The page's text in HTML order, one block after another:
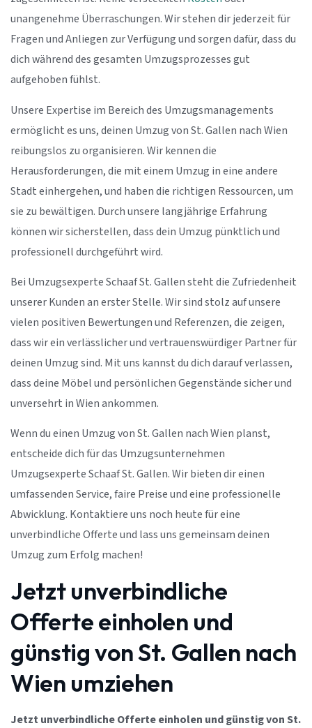
unangenehme Überraschungen. Wir stehen dir jederzeit für
Fragen und Anliegen zur Verfügung und sorgen dafür, dass du
dich während des gesamten Umzugsprozesses gut
aufgehoben fühlst.
Unsere Expertise im Bereich des Umzugsmanagements
ermöglicht es uns, deinen Umzug von St. Gallen nach Wien
reibungslos zu organisieren. Wir kennen die
Herausforderungen, die mit einem Umzug in eine andere
Stadt einhergehen, und haben die richtigen Ressourcen, um
sie zu bewältigen. Durch unsere langjährige Erfahrung
können wir sicherstellen, dass dein Umzug pünktlich und
professionell durchgeführt wird.
Bei Umzugsexperte Schaaf St. Gallen steht die Zufriedenheit
unserer Kunden an erster Stelle. Wir sind stolz auf unsere
vielen positiven Bewertungen und Referenzen, die zeigen,
dass wir ein verlässlicher und vertrauenswürdiger Partner für
deinen Umzug sind. Mit uns kannst du dich darauf verlassen,
dass deine Möbel und persönlichen Gegenstände sicher und
unversehrt in Wien ankommen.
Wenn du einen Umzug von St. Gallen nach Wien planst,
entscheide dich für das Umzugsunternehmen
Umzugsexperte Schaaf St. Gallen. Wir bieten dir einen
umfassenden Service, faire Preise und eine professionelle
Abwicklung. Kontaktiere uns noch heute für eine
unverbindliche Offerte und lass uns gemeinsam deinen
Umzug zum Erfolg machen!
Jetzt unverbindliche
Offerte einholen und
günstig von St. Gallen nach
Wien umziehen
Jetzt unverbindliche Offerte einholen und günstig von St.